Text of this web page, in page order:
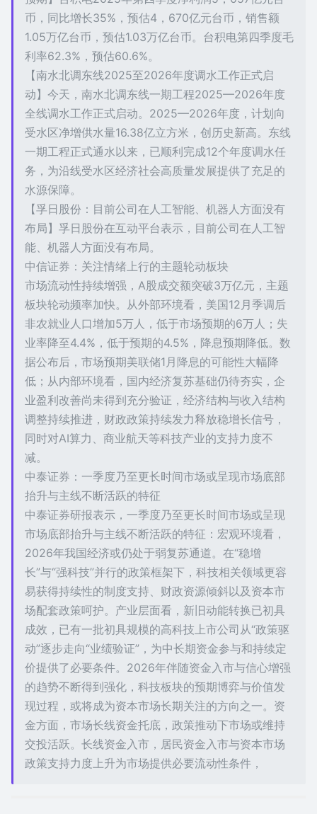
币，同比增长35%，预估4，670亿元台币，销售额
1.05万亿台币，预估1.03万亿台币。台积电第四季度毛
利率62.3%，预估60.6%。
【南水北调东线2025至2026年度调水工作正式启
动】今天，南水北调东线一期工程2025—2026年度
全线调水工作正式启动。2025—2026年度，计划向
受水区净增供水量16.38亿立方米，创历史新高。东线
一期工程正式通水以来，已顺利完成12个年度调水任
务，为沿线受水区经济社会高质量发展提供了充足的
水源保障。
【孚日股份：目前公司在人工智能、机器人方面没有
布局】孚日股份在互动平台表示，目前公司在人工智
能、机器人方面没有布局。
中信证券：关注情绪上行的主题轮动板块
市场流动性持续增强，A股成交额突破3万亿元，主题
板块轮动频率加快。从外部环境看，美国12月季调后
非农就业人口增加5万人，低于市场预期的6万人；失
业率降至4.4%，低于预期的4.5%，降息预期降低。数
据公布后，市场预期美联储1月降息的可能性大幅降
低；从内部环境看，国内经济复苏基础仍待夯实，企
业盈利改善尚未得到充分验证，经济结构与收入结构
调整持续推进，财政政策持续发力释放稳增长信号，
同时对AI算力、商业航天等科技产业的支持力度不
减。
中泰证券：一季度乃至更长时间市场或呈现市场底部
抬升与主线不断活跃的特征
中泰证券研报表示，一季度乃至更长时间市场或呈现
市场底部抬升与主线不断活跃的特征：宏观环境看，
2026年我国经济或仍处于弱复苏通道。在“稳增
长”与“强科技”并行的政策框架下，科技相关领域更容
易获得持续性的制度支持、财政资源倾斜以及资本市
场配套政策呵护。产业层面看，新旧动能转换已初具
成效，已有一批初具规模的高科技上市公司从“政策驱
动”逐步走向“业绩验证”，为中长期资金参与和持续定
价提供了必要条件。2026年伴随资金入市与信心增强
的趋势不断得到强化，科技板块的预期博弈与价值发
现过程，或将成为资本市场长期关注的方向之一。资
金方面，市场长线资金托底，政策推动下市场或维持
交投活跃。长线资金入市，居民资金入市与资本市场
政策支持力度上升为市场提供必要流动性条件，